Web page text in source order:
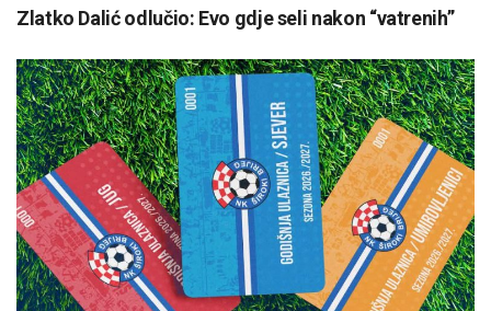
Zlatko Dalić odlučio: Evo gdje seli nakon “vatrenih”